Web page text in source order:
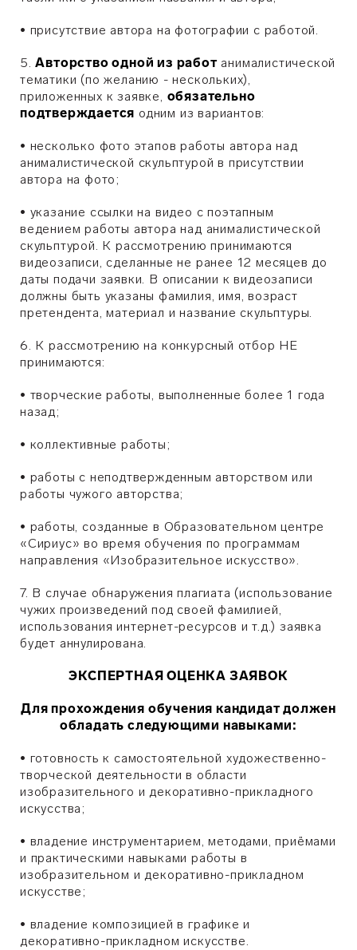
• присутствие автора на фотографии с работой.
5.Авторство одной из работанималистической
тематики (по желанию - нескольких),
приложенных к заявке, обязательно
подтверждается одним из вариантов:
• несколько фото этапов работы автора над
анималистической скульптурой в присутствии
автора на фото;
• указание ссылки на видео с поэтапным
ведением работы автора над анималистической
скульптурой. К рассмотрению принимаются
видеозаписи, сделанные не ранее 12 месяцев до
даты подачи заявки. В описании к видеозаписи
должны быть указаны фамилия, имя, возраст
претендента, материал и название скульптуры.
6. К рассмотрению на конкурсный отбор НЕ
принимаются:
• творческие работы, выполненные более 1 года
назад;
• коллективные работы;
• работы с неподтвержденным авторством или
работы чужого авторства;
• работы, созданные в Образовательном центре
«Сириус» во время обучения по программам
направления «Изобразительное искусство».
7. В случае обнаружения плагиата (использование
чужих произведений под своей фамилией,
использования интернет-ресурсов и т.д.) заявка
будет аннулирована.
ЭКСПЕРТНАЯ ОЦЕНКА ЗАЯВОК
Для прохождения обучения кандидат должен
обладать следующими навыками:
• готовность к самостоятельной художественно-
творческой деятельности в области
изобразительного и декоративно-прикладного
искусства;
• владение инструментарием, методами, приёмами
и практическими навыками работы в
изобразительном и декоративно-прикладном
искусстве;
• владение композицией в графике и
декоративно-прикладном искусстве.